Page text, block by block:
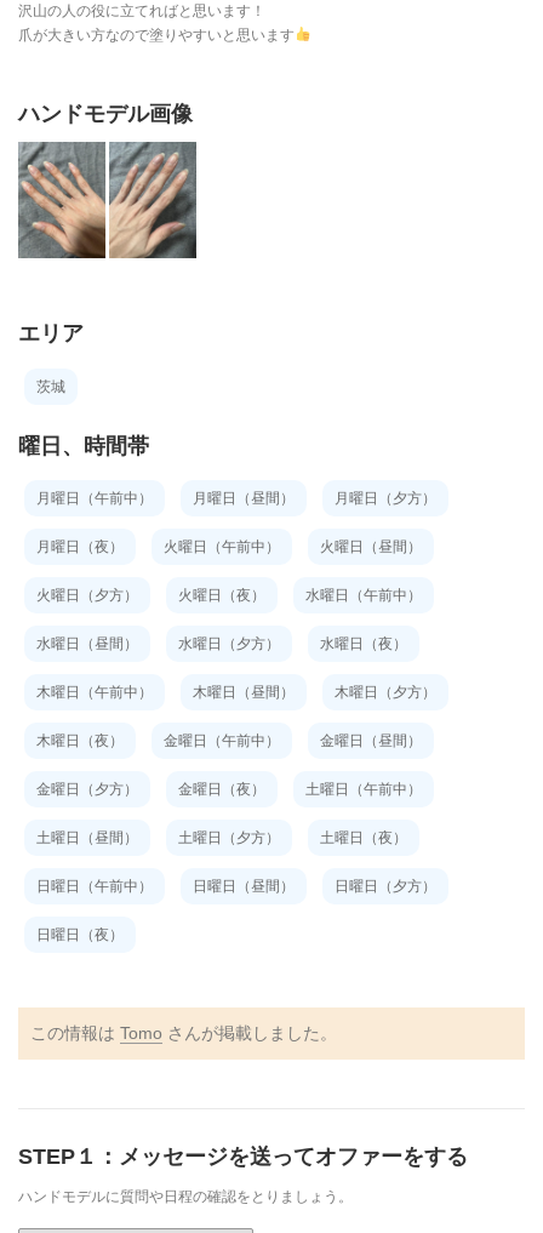
沢山の人の役に立てればと思います！
爪が大きい方なので塗りやすいと思います
ハンドモデル画像
エリア
茨城
曜日、時間帯
月曜日（午前中） 月曜日（昼間） 月曜日（夕方）
月曜日（夜） 火曜日（午前中） 火曜日（昼間）
火曜日（夕方） 火曜日（夜） 水曜日（午前中）
水曜日（昼間） 水曜日（夕方） 水曜日（夜）
木曜日（午前中） 木曜日（昼間） 木曜日（夕方）
木曜日（夜） 金曜日（午前中） 金曜日（昼間）
金曜日（夕方） 金曜日（夜） 土曜日（午前中）
土曜日（昼間） 土曜日（夕方） 土曜日（夜）
日曜日（午前中） 日曜日（昼間） 日曜日（夕方）
日曜日（夜）
この情報は Tomo さんが掲載しました。
STEP１：メッセージを送ってオファーをする
ハンドモデルに質問や日程の確認をとりましょう。